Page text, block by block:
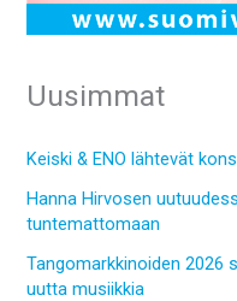
Uusimmat
Keiski & ENO lähtevät
Hanna Hirvosen
tuntemattomaan
Tangomarkkinoiden 2026
uutta musiikkia